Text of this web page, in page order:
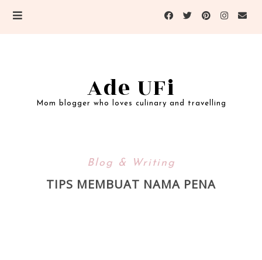
Ade UFi
Mom blogger who loves culinary and travelling
Blog & Writing
TIPS MEMBUAT NAMA PENA